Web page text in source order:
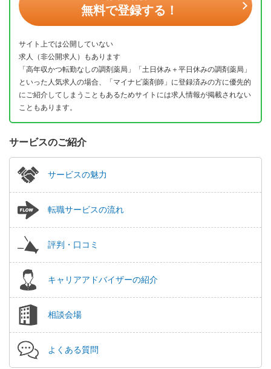
無料で登録する！
サイト上では公開していない
求人（非公開求人）もあります
「高年収かつ転勤なしの調剤薬局」「土日休み＋平日休みの調剤薬局」
といった人気求人の場合、「マイナビ薬剤師」に登録済みの方に優先的
にご紹介してしまうこともあるためサイトには求人情報が掲載されない
こともあります。
サービスのご紹介
サービスの魅力
転職サービスの流れ
評判・口コミ
キャリアアドバイザーの紹介
相談会場
よくある質問